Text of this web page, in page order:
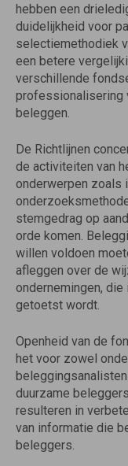
hebben een
duidelijkheid voor
selectiemethodiek
een betere
verschillende
professionalisering
beleggen.
De Richtlijnen
de activiteiten van
onderwerpen zoals
stemgedrag op
orde komen.
willen voldoen
afleggen over de
ondernemingen,
getoetst wordt.
Openheid van de
het voor zowel
duurzame
resulteren in
van informatie die
beleggers.